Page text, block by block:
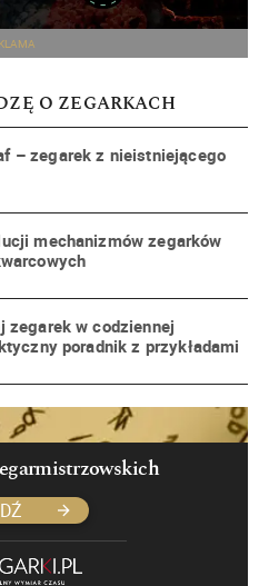
O ZEGARKACH
– zegarek z nieistniejącego
mechanizmów zegarków
zegarek w codziennej
poradnik z przykładami